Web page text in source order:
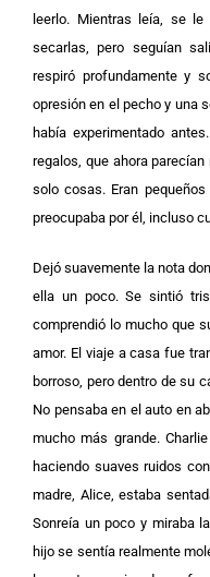
leerlo. Mientras leía, se
secarlas, pero seguían
respiró profundamente y
opresión en el pecho y una
había experimentado
regalos, que ahora
solo cosas. Eran
preocupaba por él, incluso
Dejó suavemente la nota
ella un poco. Se sintió
comprendió lo mucho que
amor. El viaje a casa fue
borroso, pero dentro de su
No pensaba en el auto en
mucho más grande.
haciendo suaves ruidos
madre, Alice, estaba
Sonreía un poco y miraba
hijo se sentía realmente